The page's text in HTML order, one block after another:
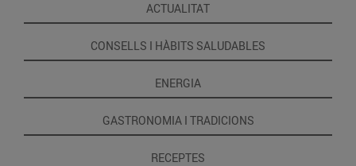
ACTUALITAT
CONSELLS I HÀBITS SALUDABLES
ENERGIA
GASTRONOMIA I TRADICIONS
RECEPTES